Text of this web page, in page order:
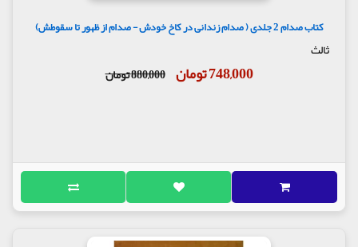
کتاب صدام 2 جلدی ( صدام زندانی در کاخ خودش - صدام از ظهور تا سقوطش)
ثالث
748,000 تومان 880,000 تومان